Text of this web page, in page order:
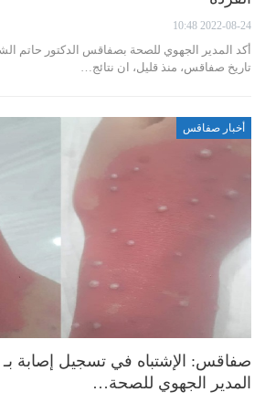
2022-08-24 10:48
أكد المدير الجهوي للصحة بصفاقس الدكتور حاتم
تاريخ صفاقس، منذ قليل، ان نتائج…
أخبار صفاقس
صفاقس: الإشتباه في تسجيل إصابة بـ
المدير الجهوي للصحة…